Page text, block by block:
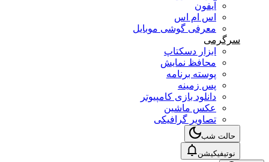
آیفون
اس ام اس
معرفی گوشی موبایل
سرگرمی
ابزار دسکتاپ
محافظ نمایش
پوسته برنامه
پس زمینه
دانلود بازی کامپیوتر
عکس ماشین
تصاویر گرافیکی
حالت شب
نوتیفیکیشن